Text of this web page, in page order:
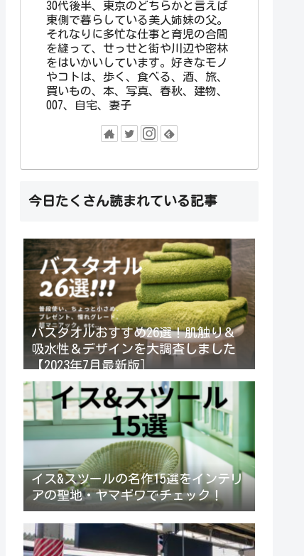
30代後半、東京のどちらかと言えば
東側で暮らしている美人姉妹の父。
それなりに多忙な仕事と育児の合間
を縫って、せっせと街や川辺や密林
をはいかいしています。好きなモノ
やコトは、歩く、食べる、酒、旅、
買いもの、本、写真、春秋、建物、
007、自宅、妻子
今日たくさん読まれている記事
バスタオルおすすめ26選！肌触り＆
吸水性＆デザインを大調査しました
【2023年7月最新版］
イス&スツールの名作15選をインテリ
アの聖地・ヤマギワでチェック！